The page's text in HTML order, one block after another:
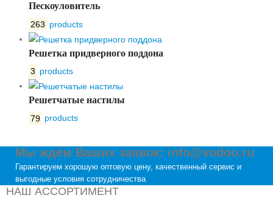
Пескоуловитель
263 products
Решетка придверного поддона
3 products
Решетчатые настилы
79 products
Мы ждём Ваших заявок: info@vodoo.ru
Гарантируем хорошую оптовую цену, качественный сервис и
выгодные условия сотрудничества
НАШ АССОРТИМЕНТ